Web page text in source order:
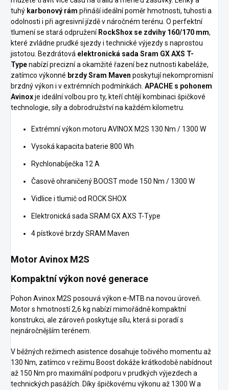
tuhý karbonový rám přináší ideální poměr hmotnosti, tuhosti a
odolnosti i při agresivní jízdě v náročném terénu. O perfektní
tlumení se stará odpružení RockShox se zdvihy 160/170 mm,
které zvládne prudké sjezdy i technické výjezdy s naprostou
jistotou. Bezdrátová elektronická sada Sram GX AXS T-
Typenabízí precizní a okamžité řazení bez nutnosti kabeláže,
zatímco výkonné brzdy Sram Maven poskytují nekompromisní
brzdný výkon i v extrémních podmínkách. APACHE s pohonem
Avinoxje ideální volbou pro ty, kteří chtějí kombinaci špičkové
technologie, síly a dobrodružství na každém kilometru.
Extrémní výkon motoru AVINOX M2S 130 Nm / 1300 W
Vysoká kapacita baterie 800 Wh
Rychlonabíječka 12 A
Časově ohraničený BOOST mode 150 Nm / 1300 W
Vidlice i tlumič od ROCK SHOX
Elektronická sada SRAM GX AXS T-Type
4 pístkové brzdy SRAM Maven
Motor Avinox M2S
Kompaktní výkon nové generace
Pohon Avinox M2S posouvá výkon e-MTB na novou úroveň.
Motor s hmotností 2,6 kg nabízí mimořádně kompaktní
konstrukci, ale zároveň poskytuje sílu, která si poradí s
nejnáročnějším terénem.
V běžných režimech asistence dosahuje točivého momentu až
130 Nm, zatímco v režimu Boost dokáže krátkodobě nabídnout
až 150 Nm pro maximální podporu v prudkých výjezdech a
technických pasážích. Díky špičkovému výkonu až 1300 W a